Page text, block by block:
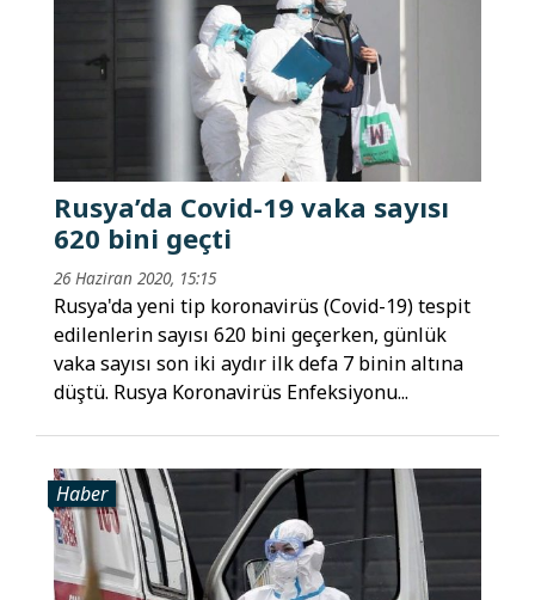
Rusya’da Covid-19 vaka sayısı
620 bini geçti
26 Haziran 2020, 15:15
Rusya'da yeni tip koronavirüs (Covid-19) tespit
edilenlerin sayısı 620 bini geçerken, günlük
vaka sayısı son iki aydır ilk defa 7 binin altına
düştü. Rusya Koronavirüs Enfeksiyonu...
Haber